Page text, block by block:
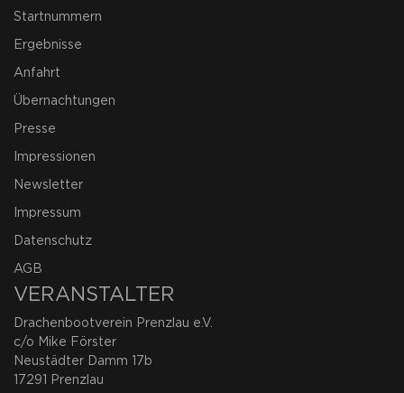
Startnummern
Ergebnisse
Anfahrt
Übernachtungen
Presse
Impressionen
Newsletter
Impressum
Datenschutz
AGB
VERANSTALTER
Drachenbootverein Prenzlau e.V.
c/o Mike Förster
Neustädter Damm 17b
17291 Prenzlau